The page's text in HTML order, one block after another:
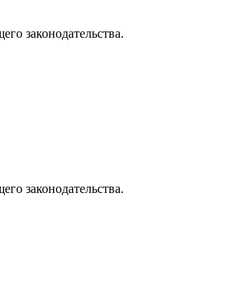
законодательства.
законодательства.